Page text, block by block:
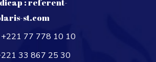
:referent-
st.com
+221 77 778 10 10
867 25 30